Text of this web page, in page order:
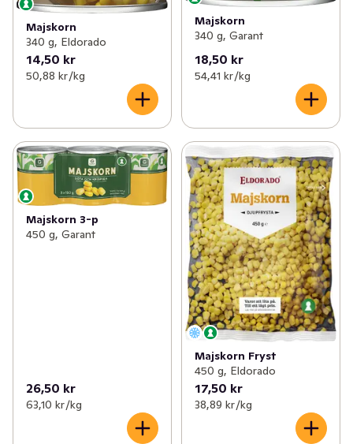
Majskorn
340 g, Eldorado
14,50 kr
50,88 kr /kg
Majskorn
340 g, Garant
18,50 kr
54,41 kr /kg
Majskorn 3-p
450 g, Garant
26,50 kr
63,10 kr /kg
Majskorn Fryst
450 g, Eldorado
17,50 kr
38,89 kr /kg